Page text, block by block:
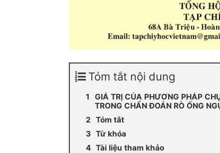
Tóm tắt nội dung
GIÁ TRỊ CỦA PHƯƠNG PHÁP
TRONG CHẨN ĐOÁN RÒ ỐNG
Tóm tắt
Từ khóa
Tài liệu tham khảo